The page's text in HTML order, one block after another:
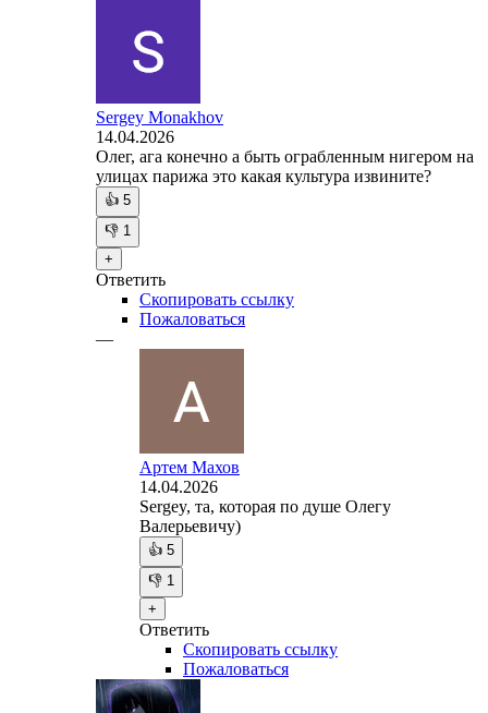
Sergey Monakhov
14.04.2026
Олег, ага конечно а быть ограбленным нигером на
улицах парижа это какая культура извините?
👍 5
👎 1
+
Ответить
Скопировать ссылку
Пожаловаться
—
Артем Махов
14.04.2026
Sergey, та, которая по душе Олегу
Валерьевичу)
👍 5
👎 1
+
Ответить
Скопировать ссылку
Пожаловаться